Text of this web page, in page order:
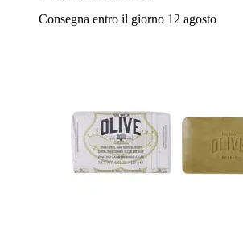
Consegna entro il giorno 12 agosto